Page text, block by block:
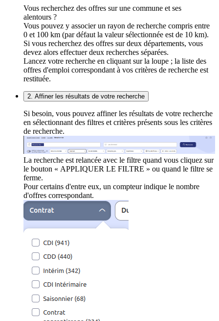
Vous recherchez des offres sur une commune et ses
alentours ?
Vous pouvez y associer un rayon de recherche compris entre
0 et 100 km (par défaut la valeur sélectionnée est de 10 km).
Si vous recherchez des offres sur deux départements, vous
devez alors effectuer deux recherches séparées.
Lancez votre recherche en cliquant sur la loupe ; la liste des
offres d'emploi correspondant à vos critères de recherche est
restituée.
2. Affiner les résultats de votre recherche
Si besoin, vous pouvez affiner les résultats de votre recherche
en sélectionnant des filtres et critères présents sous les critères
de recherche.
La recherche est relancée avec le filtre quand vous cliquez sur
le bouton « APPLIQUER LE FILTRE » ou quand le filtre se
ferme.
Pour certains d'entre eux, un compteur indique le nombre
d'offres correspondant.